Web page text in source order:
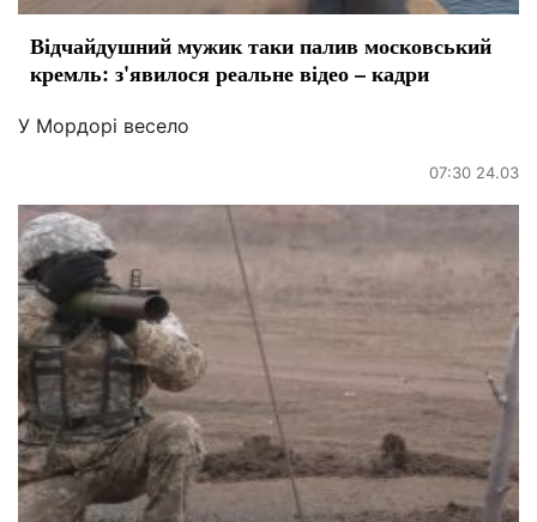
Відчайдушний мужик таки палив московський
кремль: з'явилося реальне відео – кадри
У Мордорі весело
07:30 24.03